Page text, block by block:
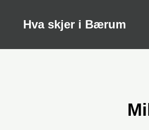
Hva skjer i Bærum